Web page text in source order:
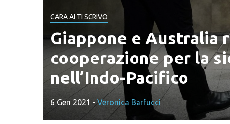
CARA AI TI SCRIVO
Giappone e Australia
cooperazione per la
nell’Indo-Pacifico
6 Gen 2021 -Veronica Barfucci